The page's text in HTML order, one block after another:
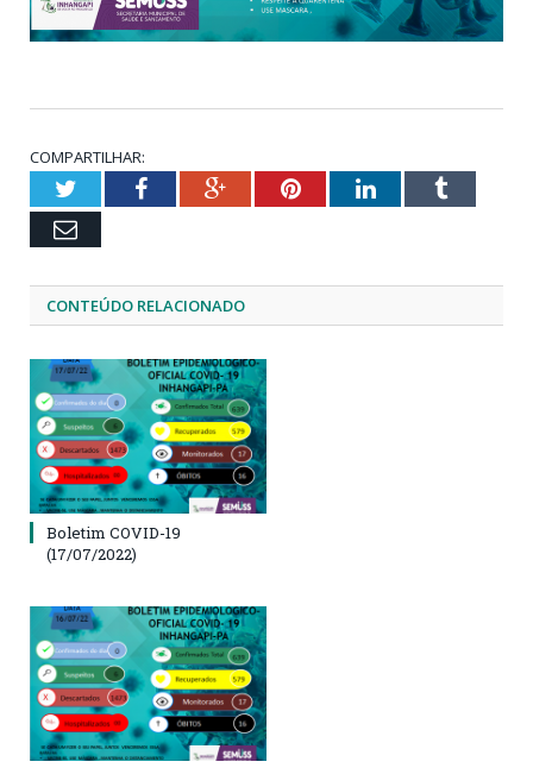
COMPARTILHAR:
TwitterFacebookGoogle+PinterestLinkedInTumblr
Email
CONTEÚDO RELACIONADO
Boletim COVID-19
(17/07/2022)